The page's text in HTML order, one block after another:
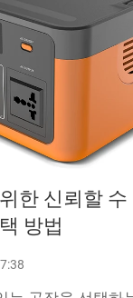
한 신뢰할 수
방법